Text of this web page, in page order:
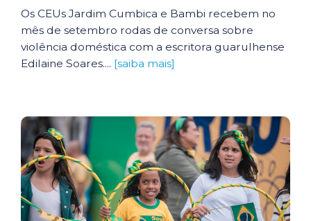
Os CEUs Jardim Cumbica e Bambi recebem no
mês de setembro rodas de conversa sobre
violência doméstica com a escritora guarulhense
Edilaine Soares.... [saiba mais]